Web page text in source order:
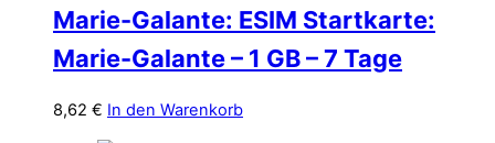
Marie-Galante: ESIM Startkarte:
Marie-Galante – 1 GB – 7 Tage
8,62 € In den Warenkorb